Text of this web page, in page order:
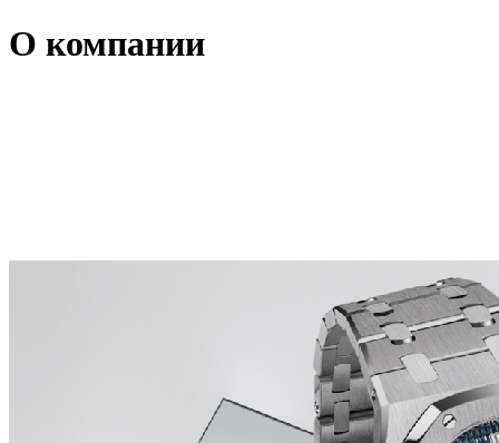
О компании